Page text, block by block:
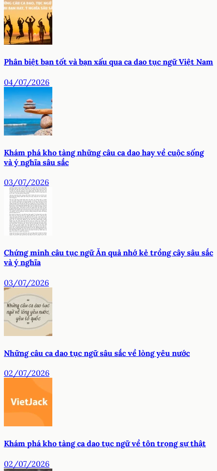
Phân biệt bạn tốt và bạn xấu qua ca dao tục ngữ Việt Nam
04/07/2026
Khám phá kho tàng những câu ca dao hay về cuộc sống
và ý nghĩa sâu sắc
03/07/2026
Chứng minh câu tục ngữ Ăn quả nhớ kẻ trồng cây sâu sắc
và ý nghĩa
03/07/2026
Những câu ca dao tục ngữ sâu sắc về lòng yêu nước
02/07/2026
Khám phá kho tàng ca dao tục ngữ về tôn trọng sự thật
02/07/2026